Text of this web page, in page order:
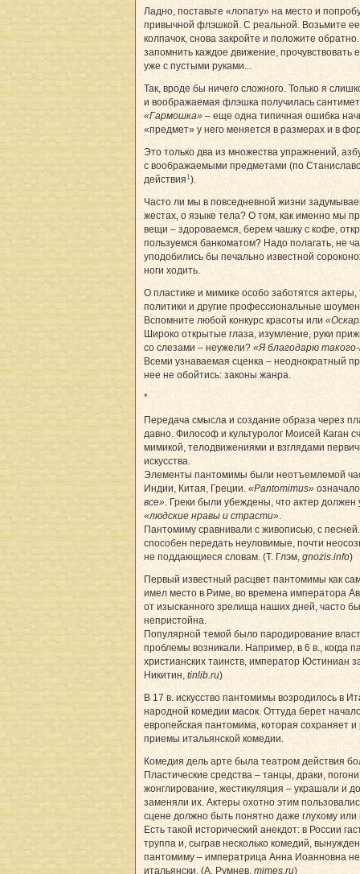
Ладно, поставьте «лопату» на место и
привычной флэшкой. С реальной. Возьмите
колпачок, снова закройте и положите
запомнить каждое движение, прочувствовать
уже с пустыми руками...
Так, вроде бы ничего сложного. Только я
и воображаемая флэшка получилась
«Гармошка» – еще одна типичная ошибка
«предмет» у него меняется в размерах и в
Это только два из множества упражнений,
с воображаемыми предметами (по
действия1 ).
Часто ли мы в повседневной жизни
жестах, о языке тела? О том, как именно мы
вещи – здороваемся, берем чашку с кофе,
пользуемся банкоматом? Надо полагать, не
уподобились бы печально известной
ноги ходить.
О пластике и мимике особо заботятся
политики и другие профессиональные
Вспомните любой конкурс красоты или
Широко открытые глаза, изумление, руки
со слезами – неужели? «Я благодарю
Всеми узнаваемая сценка – неоднократный
нее не обойтись: законы жанра.
*
Передача смысла и создание образа через
давно. Философ и культуролог Моисей Каган
мимикой, телодвижениями и взглядами
искусства.
Элементы пантомимы были неотъемлемой
Индии, Китая, Греции. «Рantomimus»
все». Греки были убеждены, что актер должен
«людские нравы и страсти».
Пантомиму сравнивали с живописью, с
способен передать неуловимые, почти
не поддающиеся словам. (Т. Глэм, gnozis.info)
Первый известный расцвет пантомимы как
имел место в Риме, во времена императора
от изысканного зрелища наших дней, часто
непристойна.
Популярной темой было пародирование
проблемы возникали. Например, в 6 в., когда
христианских таинств, император Юстиниан
Никитин, tinlib.ru)
В 17 в. искусство пантомимы возродилось в
народной комедии масок. Оттуда берет
европейская пантомима, которая сохраняет и
приемы итальянской комедии.
Комедия дель арте была театром действия
Пластические средства – танцы, драки,
жонглирование, жестикуляция – украшали и
заменяли их. Актеры охотно этим
сцене должно быть понятно даже глухому или
Есть такой исторический анекдот: в России
труппа и, сыграв несколько комедий,
пантомиму – императрица Анна Иоанновна
итальянски. (А. Румнев, mimes.ru)